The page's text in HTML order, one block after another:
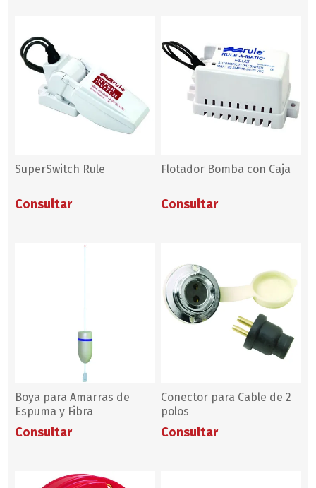
SuperSwitch Rule
Consultar
Flotador Bomba con Caja
Consultar
Boya para Amarras de
Espuma y Fibra
Consultar
Conector para Cable de 2
polos
Consultar